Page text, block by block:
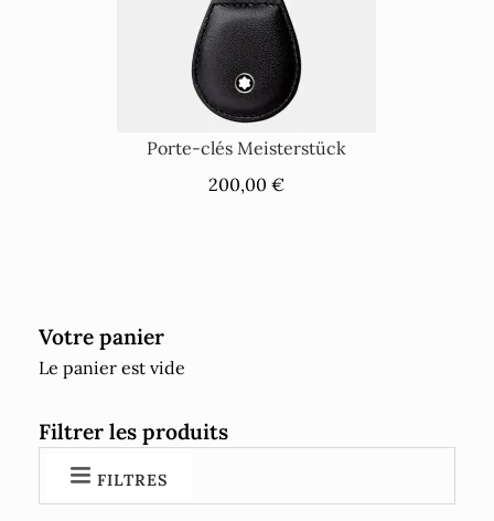
Votre panier
Le panier est vide
Filtrer les produits
FILTRES
Porte-clés Meisterstück
200,00 €